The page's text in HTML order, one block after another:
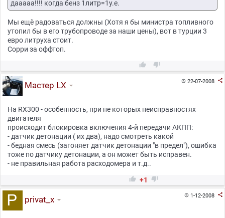
дааааа!!!! когда бенз 1литр=1у.е.
Мы ещё радоваться должны (Хотя я бы министра топливного
утопил бы в его трубопроводе за наши цены), вот в турции 3
евро литруха стоит.
Сорри за оффтоп.
 
22-07-2008 
Мастер LX
На RX300 - особенность, при не которых неисправностях
двигателя
происходит блокировка включения 4-й передачи АКПП:
- датчик детонации ( их два), надо смотреть какой
- бедная смесь (загоняет датчик детонации "в предел"), ошибка
тоже по датчику детонации, а он может быть исправен.
- не правильная работа расходомера и т.д..
 +1 
1-12-2008 
privat_x